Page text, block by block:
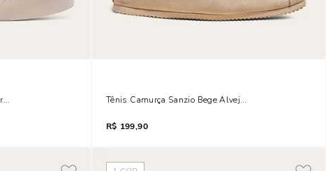
Bege Tênis Camurça Sanzio Bege Alvejado
R$ 199,90